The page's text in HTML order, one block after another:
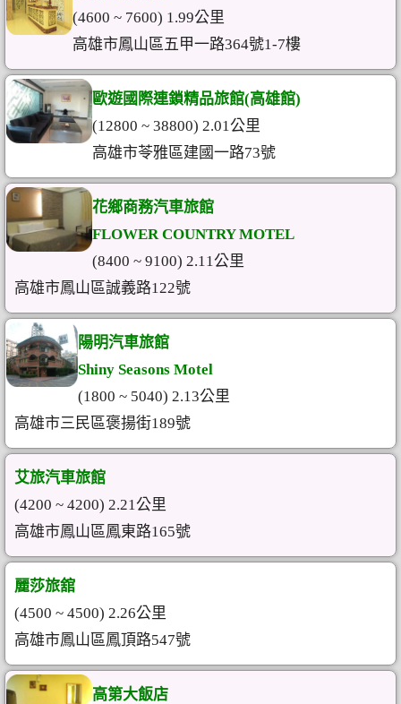
(4600 ~ 7600) 1.99公里
高雄市鳳山區五甲一路364號1-7樓
歐遊國際連鎖精品旅館(高雄館)
(12800 ~ 38800) 2.01公里
高雄市苓雅區建國一路73號
花鄉商務汽車旅館
FLOWER COUNTRY MOTEL
(8400 ~ 9100) 2.11公里
高雄市鳳山區誠義路122號
陽明汽車旅館
Shiny Seasons Motel
(1800 ~ 5040) 2.13公里
高雄市三民區褒揚街189號
艾旅汽車旅館
(4200 ~ 4200) 2.21公里
高雄市鳳山區鳳東路165號
麗莎旅舘
(4500 ~ 4500) 2.26公里
高雄市鳳山區鳳頂路547號
高第大飯店